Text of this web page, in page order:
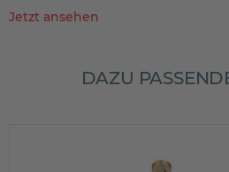
Jetzt ansehen
DAZU